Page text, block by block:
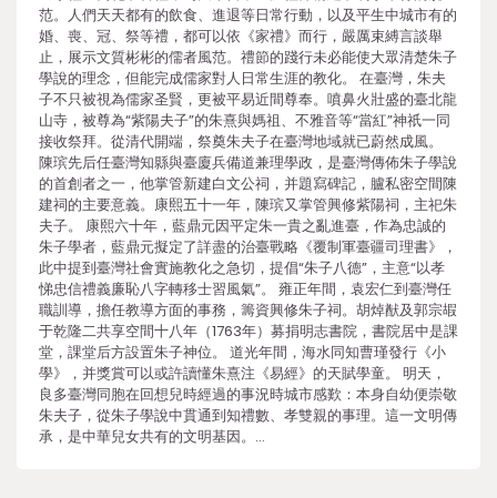
范。人們天天都有的飲食、進退等日常行動，以及平生中城市有的
婚、喪、冠、祭等禮，都可以依《家禮》而行，嚴厲束縛言談舉
止，展示文質彬彬的儒者風范。禮節的踐行未必能使大眾清楚朱子
學說的理念，但能完成儒家對人日常生涯的教化。 在臺灣，朱夫
子不只被視為儒家圣賢，更被平易近間尊奉。噴鼻火壯盛的臺北龍
山寺，被尊為“紫陽夫子”的朱熹與媽祖、不雅音等“當紅”神祇一同
接收祭拜。從清代開端，祭奠朱夫子在臺灣地域就已蔚然成風。
陳瑸先后任臺灣知縣與臺廈兵備道兼理學政，是臺灣傳佈朱子學說
的首創者之一，他掌管新建白文公祠，并題寫碑記，臚私密空間陳
建祠的主要意義。康熙五十一年，陳瑸又掌管興修紫陽祠，主祀朱
夫子。 康熙六十年，藍鼎元因平定朱一貴之亂進臺，作為忠誠的
朱子學者，藍鼎元擬定了詳盡的治臺戰略《覆制軍臺疆司理書》，
此中提到臺灣社會實施教化之急切，提倡“朱子八德”，主意“以孝
悌忠信禮義廉恥八字轉移士習風氣”。 雍正年間，袁宏仁到臺灣任
職訓導，擔任教導方面的事務，籌資興修朱子祠。胡焯猷及郭宗嘏
于乾隆二共享空間十八年（1763年）募捐明志書院，書院居中是課
堂，課堂后方設置朱子神位。 道光年間，海水同知曹瑾發行《小
學》，并獎賞可以或許讀懂朱熹注《易經》的天賦學童。 明天，
良多臺灣同胞在回想兒時經過的事況時城市感歎：本身自幼便崇敬
朱夫子，從朱子學說中貫通到知禮數、孝雙親的事理。這一文明傳
承，是中華兒女共有的文明基因。…